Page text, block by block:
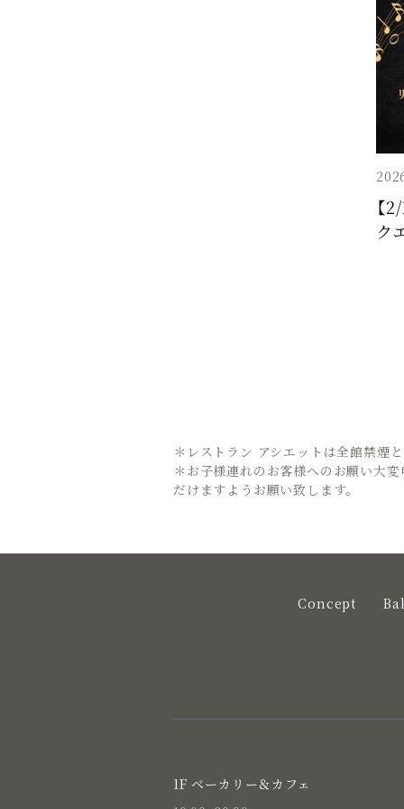
【
ク
＊レストラン アシエットは全館禁煙
＊お子様連れのお客様へのお願い大
だけますようお願い致します。
Concept
1F ベーカリー＆カフェ